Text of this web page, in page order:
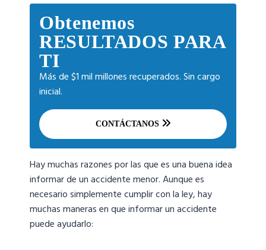
Obtenemos
RESULTADOS PARA
TI
Más de $1 mil millones recuperados. Sin cargo
inicial.
CONTÁCTANOS
Hay muchas razones por las que es una buena idea
informar de un accidente menor. Aunque es
necesario simplemente cumplir con la ley, hay
muchas maneras en que informar un accidente
puede ayudarlo: